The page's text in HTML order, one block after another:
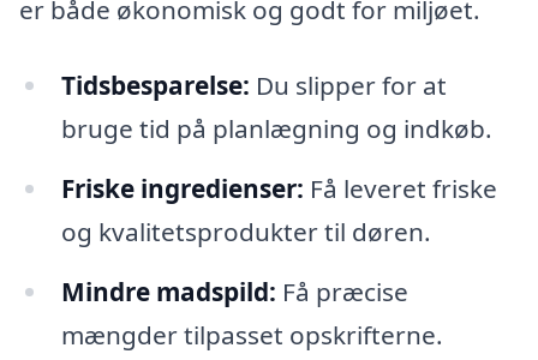
er både økonomisk og godt for miljøet.
Tidsbesparelse: Du slipper for at
bruge tid på planlægning og indkøb.
Friske ingredienser: Få leveret friske
og kvalitetsprodukter til døren.
Mindre madspild: Få præcise
mængder tilpasset opskrifterne.